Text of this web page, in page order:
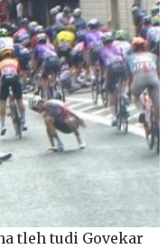
tleh tudi Govekar